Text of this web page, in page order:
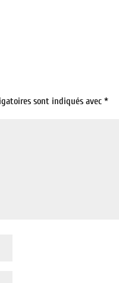
sont indiqués avec*